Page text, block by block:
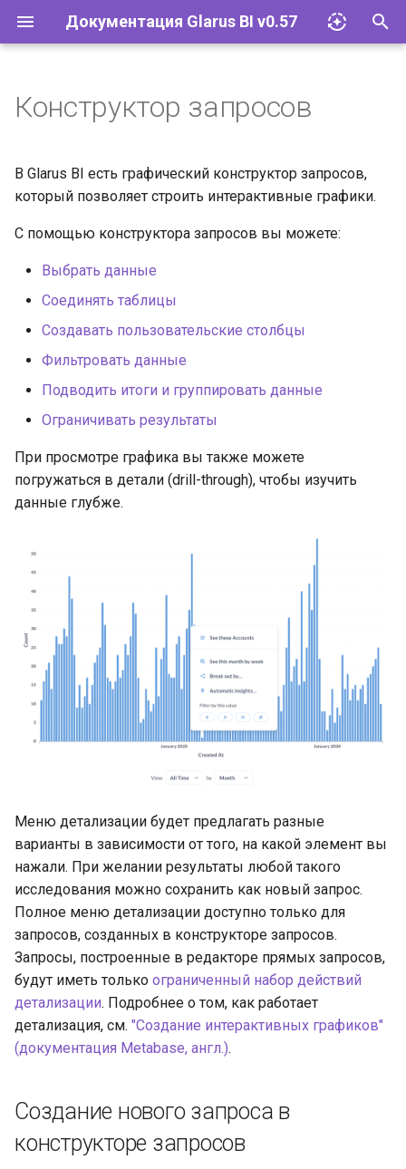
Документация Glarus BI v0.57
и
я
п
Импорт файлов Excel
Запросы
Моделирование данных
Организация
Glarus AI
Провайдеры LLM
Glarus BI и Claude AI
Установка и эксплуатация
Конфигурация
Учётные записи и группы
Инструменты
Встраивание
Решение проблем
Документация API Glarus BI
Пользовательские графики
Конструктор запросов
В Glarus BI есть графический конструктор запросов,
который позволяет строить интерактивные графики.
С помощью конструктора запросов вы можете:
Выбрать данные
Соединять таблицы
Создавать пользовательские столбцы
Фильтровать данные
Подводить итоги и группировать данные
Ограничивать результаты
При просмотре графика вы также можете
погружаться в детали (drill-through), чтобы изучить
данные глубже.
Меню детализации будет предлагать разные
варианты в зависимости от того, на какой элемент вы
нажали. При желании результаты любой такого
исследования можно сохранить как новый запрос.
Полное меню детализации доступно только для
запросов, созданных в конструкторе запросов.
Запросы, построенные в редакторе прямых запросов,
будут иметь только ограниченный набор действий
детализации. Подробнее о том, как работает
детализация, см. "Создание интерактивных графиков"
(документация Metabase, англ.).
Создание нового запроса в
конструкторе запросов